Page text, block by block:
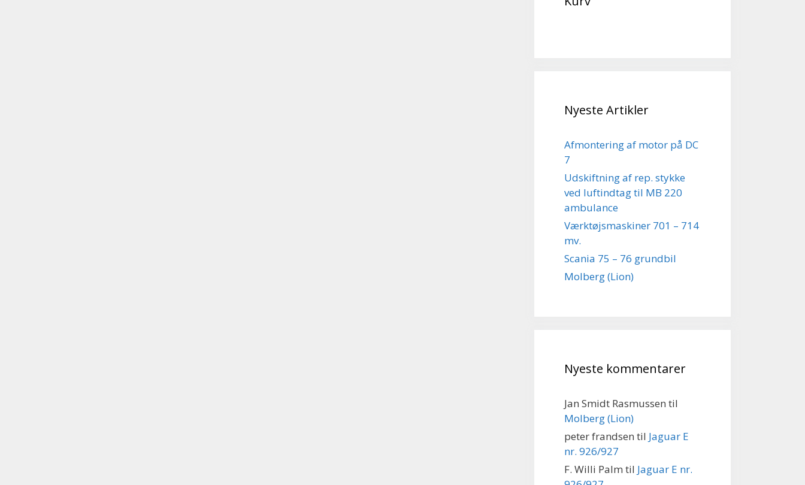
Nyeste Artikler
Afmontering af motor på DC
7
Udskiftning af rep. stykke
ved luftindtag til MB 220
ambulance
Værktøjsmaskiner 701 – 714
mv.
Scania 75 – 76 grundbil
Molberg (Lion)
Nyeste kommentarer
Jan Smidt Rasmussen til
Molberg (Lion)
peter frandsen til Jaguar E
nr. 926/927
F. Willi Palm til Jaguar E nr.